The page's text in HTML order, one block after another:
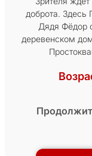
доброта. Здесь
Дядя Фёдор
деревенском